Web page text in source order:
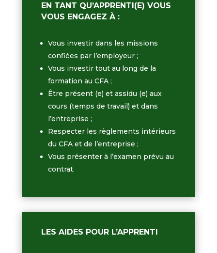
EN TANT QU’APPRENTI(E) VOUS
VOUS ENGAGEZ À :
Vous investir dans les missions
confiées par l’employeur ;
Vous investir tout au long de la
formation au CFA ;
Être présent (e) et assidu (e) aux
cours (temps de travail) et dans
l’entreprise ;
Respecter les règlements intérieurs
du CFA et de l’entreprise ;
Vous présenter à l’examen prévu au
contrat.
LES AIDES POUR L’APPRENTI